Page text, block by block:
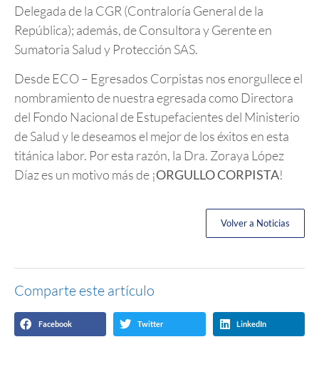
Delegada de la CGR (Contraloría General de la
República); además, de Consultora y Gerente en
Sumatoria Salud y Protección SAS.
Desde ECO – Egresados Corpistas nos enorgullece el
nombramiento de nuestra egresada como Directora
del Fondo Nacional de Estupefacientes del Ministerio
de Salud y le deseamos el mejor de los éxitos en esta
titánica labor. Por esta razón, la Dra. Zoraya López
Díaz es un motivo más de ¡ORGULLO CORPISTA!
Volver a Noticias
Comparte este artículo
Facebook Twitter LinkedIn